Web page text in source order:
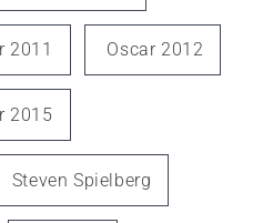
2011 Oscar 2012
2015
Steven Spielberg